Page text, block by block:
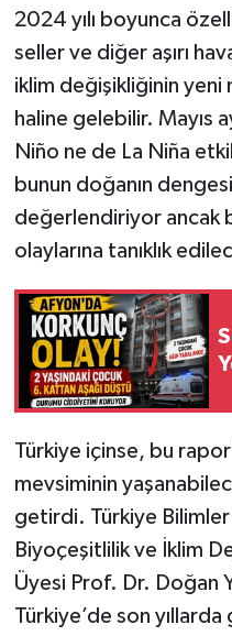
2024 yılı boyunca
seller ve diğer aşırı
iklim değişikliğinin yeni
haline gelebilir. Mayıs
Niño ne de La Niña
bunun doğanın
değerlendiriyor ancak
olaylarına tanıklık
Türkiye içinse, bu
mevsiminin
getirdi. Türkiye
Biyoçeşitlilik ve İklim
Üyesi Prof. Dr. Doğan
Türkiye’de son